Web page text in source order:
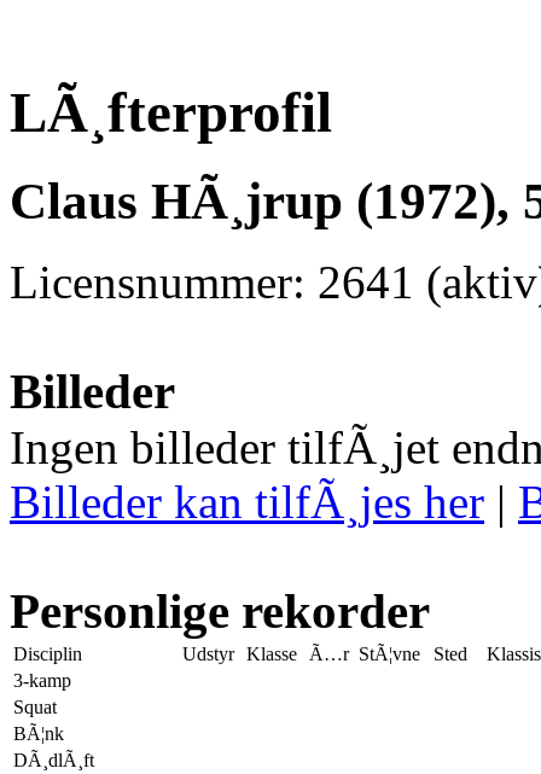
LÃ¸fterprofil
Claus HÃ¸jrup (1972),
Licensnummer: 2641
Billeder
Ingen billeder tilfÃ¸jet
Billeder kan tilfÃ¸jes her |
Personlige rekorder
Disciplin Udstyr Klasse Ã…r StÃ¦vne Sted
3-kamp
Squat
BÃ¦nk
DÃ¸dlÃ¸ft